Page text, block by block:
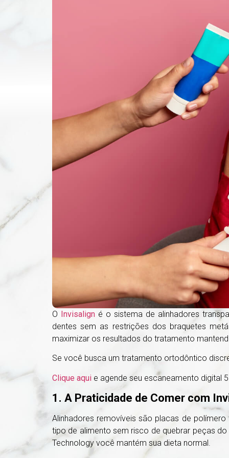
O Invisaligné o sistema de alinhadores
dentes sem as restrições dos braquetes
maximizar os resultados do tratamento
Se você busca um tratamento ortodôntico
Clique aqui e agende seu escaneamento digital
1. A Praticidade de Comer com
Alinhadores removíveis são placas de
tipo de alimento sem risco de quebrar peças
Technology você mantém sua dieta normal.